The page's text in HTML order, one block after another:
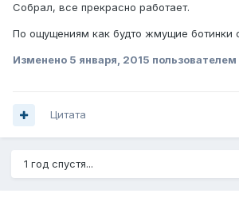
Собрал, все прекрасно работает.
По ощущениям как будто жмущие ботинки
Изменено 5 января, 2015
Цитата
1 год спустя...